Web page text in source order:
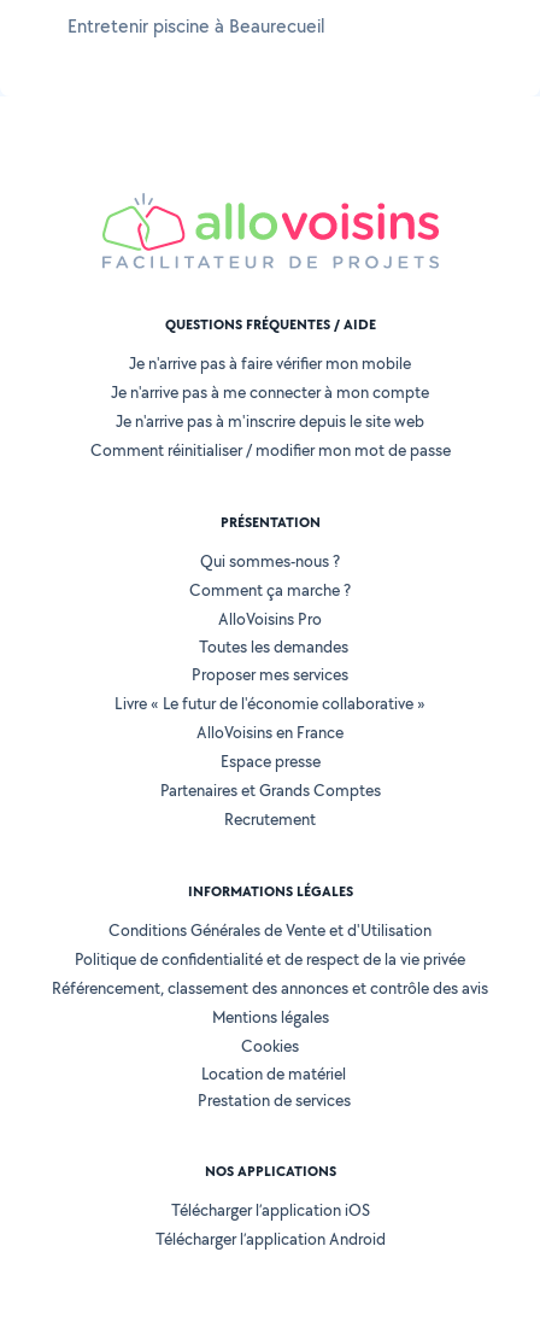
Entretenir piscine à Beaurecueil
QUESTIONS FRÉQUENTES / AIDE
Je n'arrive pas à faire vérifier mon mobile
Je n'arrive pas à me connecter à mon compte
Je n'arrive pas à m'inscrire depuis le site web
Comment réinitialiser / modifier mon mot de passe
PRÉSENTATION
Qui sommes-nous ?
Comment ça marche ?
AlloVoisins Pro
Toutes les demandes
Proposer mes services
Livre « Le futur de l'économie collaborative »
AlloVoisins en France
Espace presse
Partenaires et Grands Comptes
Recrutement
INFORMATIONS LÉGALES
Conditions Générales de Vente et d'Utilisation
Politique de confidentialité et de respect de la vie privée
Référencement, classement des annonces et contrôle des avis
Mentions légales
Cookies
Location de matériel
Prestation de services
NOS APPLICATIONS
Télécharger l’application iOS
Télécharger l’application Android